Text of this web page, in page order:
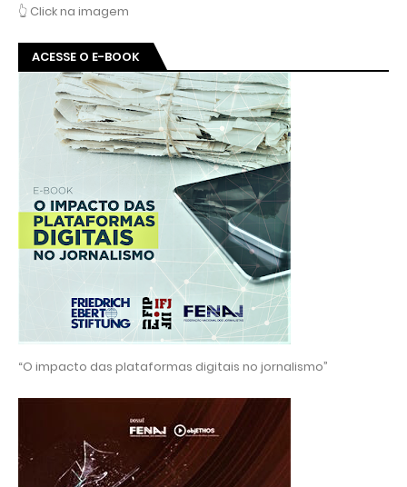
👆 Click na imagem
ACESSE O E-BOOK
“O impacto das plataformas digitais no jornalismo”